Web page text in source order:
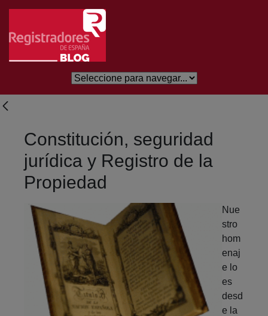
Skip to Main Content
Constitución, seguridad
jurídica y Registro de la
Propiedad
Nue
stro
hom
enaj
e lo
es
desd
e la